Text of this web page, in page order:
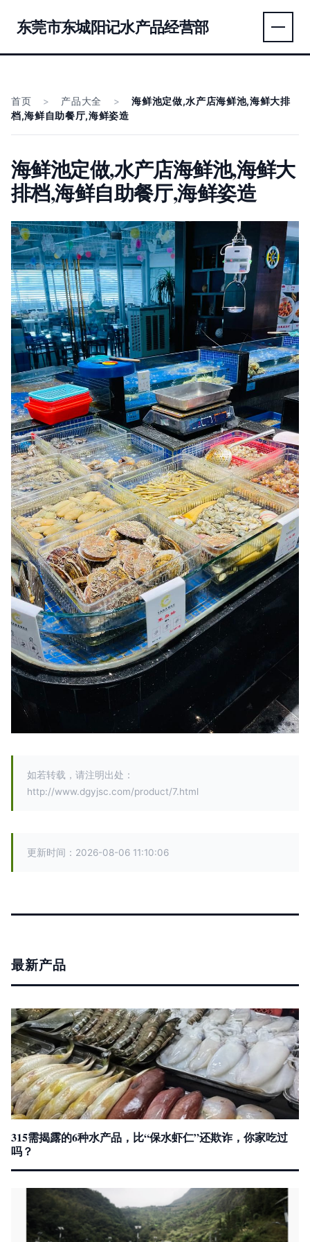
东莞市东城阳记水产品经营部
首页 > 产品大全 >
海鲜池定做,水产店海鲜池,海鲜大排
档,海鲜自助餐厅,海鲜姿造
海鲜池定做,水产店海鲜池,海鲜大
排档,海鲜自助餐厅,海鲜姿造
如若转载，请注明出处：
http://www.dgyjsc.com/product/7.html
更新时间：2026-08-06 11:10:06
最新产品
315需揭露的6种水产品，比“保水虾仁”还欺诈，你家吃过
吗？